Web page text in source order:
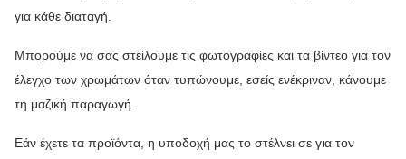
για κάθε διαταγή.
Μπορούμε να σας στείλουμε τις φωτογραφίες και τα βίντεο για τον
έλεγχο των χρωμάτων όταν τυπώνουμε, εσείς ενέκριναν, κάνουμε
τη μαζική παραγωγή.
Εάν έχετε τα προϊόντα, η υποδοχή μας το στέλνει σε για τον